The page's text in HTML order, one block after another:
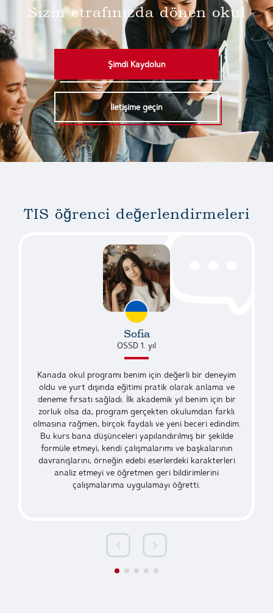
Sizin etrafınızda dönen okul
Şimdi Kaydolun
İletişime geçin
TIS öğrenci değerlendirmeleri
Sofia
OSSD 1. yıl
Kanada okul programı benim için değerli bir deneyim
oldu ve yurt dışında eğitimi pratik olarak anlama ve
deneme fırsatı sağladı. İlk akademik yıl benim için bir
zorluk olsa da, program gerçekten okulumdan farklı
olmasına rağmen, birçok faydalı ve yeni beceri edindim.
Bu kurs bana düşünceleri yapılandırılmış bir şekilde
formüle etmeyi, kendi çalışmalarımı ve başkalarının
davranışlarını, örneğin edebi eserlerdeki karakterleri
analiz etmeyi ve öğretmen geri bildirimlerini
çalışmalarıma uygulamayı öğretti.